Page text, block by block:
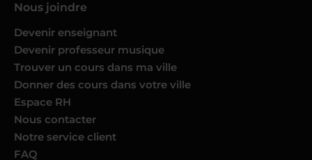
Nous joindre
Devenir enseignant
Devenir professeur musique
Trouver un cours dans ma ville
Donner des cours dans votre ville
Espace RH
Nous contacter
Notre service client
FAQ